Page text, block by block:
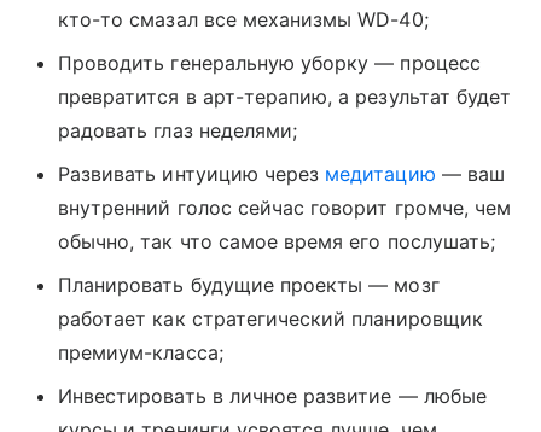
кто-то смазал все механизмы WD-40;
Проводить генеральную уборку — процесс
превратится в арт-терапию, а результат будет
радовать глаз неделями;
Развивать интуицию через медитацию — ваш
внутренний голос сейчас говорит громче, чем
обычно, так что самое время его послушать;
Планировать будущие проекты — мозг
работает как стратегический планировщик
премиум-класса;
Инвестировать в личное развитие — любые